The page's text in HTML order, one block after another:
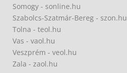
Somogy - sonline.hu
Szabolcs-Szatmár-Bereg - szon.hu
Tolna - teol.hu
Vas - vaol.hu
Veszprém - veol.hu
Zala - zaol.hu